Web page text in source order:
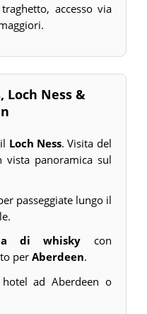
accesso via
Loch Ness &
Loch Ness. Visita del
vista panoramica sul
passeggiate lungo il
di whisky con
perAberdeen.
ad Aberdeen o